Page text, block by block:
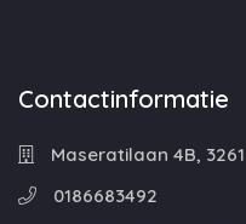
Contactinformatie
Maseratilaan 4B,
0186683492